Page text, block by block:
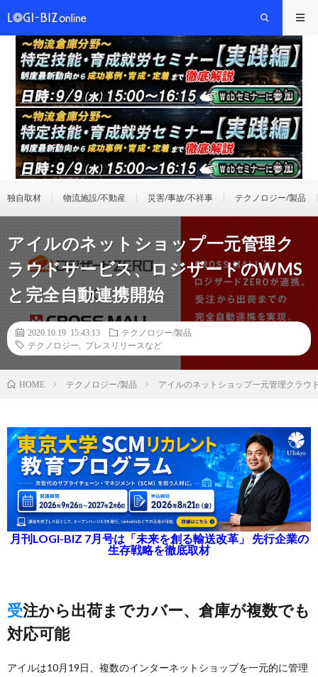
独自取材 物流施設/不動産 災害/事故/不祥事 テクノロジー/製品
アイルのネットショップ一元管理ク
ラウドサービス、ロジザードのWMS
と完全自動連携開始
2020.10.19 15:43:13
テクノロジー/製品
テクノロジー
プレスリリースなど
HOME テクノロジー/製品 アイルのネットショップ一元管理クラウ
月刊LOGI-BIZ 7月号は「未来を創る輸送改革」 先行企業の
生存戦略を徹底取材
受注から出荷までカバー、倉庫が複数でも
対応可能
アイルは10月19日、複数のインターネットショップを一元的に管理